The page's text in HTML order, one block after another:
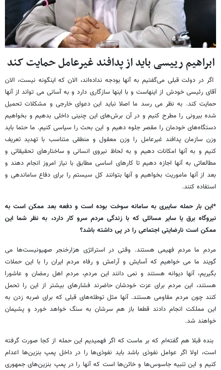
ابراهیم رییسی باید از پدافند غیرعامل حمایت کند
اگر در دولت قبلی می‌گفتیم به آنها بودجه نداده‌اند، الان که اینگونه نیست، الان
آقای رئیسی خودش از اینهاست و با اینها سازگاری دارد و به آسانی می تواند از آنها
حمایت کند. به نظر می رسد ما اصلا نباید این دعوای خارجی و مشکلات تحمیل
شده بیرونی را مطرح کنیم و در آن برش‌های این چنینی داخلی بدهیم و بخواهیم
دستگاه‌های خودمان را مقصر جلوه دهیم و این بحث را سیاسی کنیم. ما حتما باید
وزن سازمان پدافند غیرعامل را وزن معقول و منطقی متناسب با تهدید تعریف
کنیم و به آنها امکانات دهیم و به لحاظ نیروی انسانی و ساختارهای تحقیقاتی و
مطالعاتی به آنها اجازه دهیم تا کارهای اساسی مطابق با نیاز امروز انجام دهند و
بعد از آنها ماموریت بخواهیم و آنها بتوانند کل سیستم را برای دفاع ساماندهی و
استفاده کنند.
*این بار حمله سایبری به سامانه سوخت بوده است و دفعه بعد ممکن است به
نیروگاه برق یا سایر مسائلی که با زندگی مردم سرو کار دارد، به نظر شما این
ممکن است نارضایتی اجتماعی را در پی داشته باشد؟
مردم ما مردم فهیمی هستند. وقتی در استراتژی هزارخنجر صهیونیست‌ها می
گویند ما می خواهیم که آسایش و آرامش و رفاه مردم ایران را با این حملات
بگیریم، آنها دیوانه هستند و نمی دانند این مردم، مردم اهل رمضان و عاشورا
هستند، این مردم برای عزت خودشان حاضرند فشارهای بیشتر از این را تحمل
کنند چون مردم مقاومی هستند. آنها مثل توطئه‌های قبلی که برای ضربه زدن به
این مملکت انجام دادند قطعا باز هم سرشان به سنگ خواهد خورد و پشیمان
خواهند شد.
بنده قبلا هم گفته‌ام که بر ماست که اگر فهمیدیم این حمله از کجا صورت گرفته
است، اولا اگر عوامل نفوذی باشد باید نفوذی‌ها را در داخل پمپ بنزین‌ها اعدام
کنیم و این تنبیه جاسوس‌ها و خائن‌ها است که آنها را در پمپ بنزین‌های جمهوری